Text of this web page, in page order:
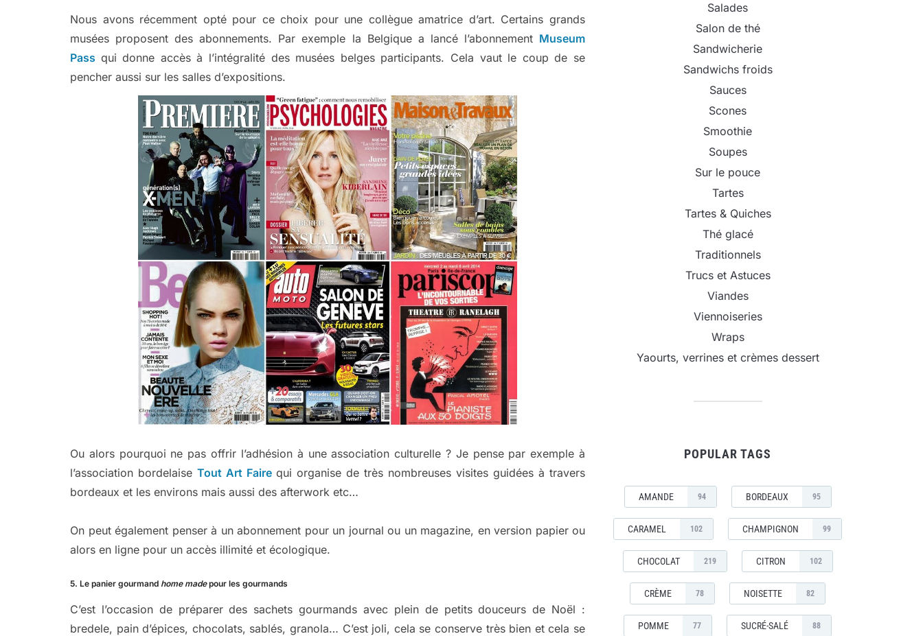
Nous avons récemment opté pour ce choix pour une collègue amatrice d’art. Certains grands
musées proposent des abonnements. Par exemple la Belgique a lancé l’abonnement Museum
Pass qui donne accès à l’intégralité des musées belges participants. Cela vaut le coup de se
pencher aussi sur les salles d’expositions.
Ou alors pourquoi ne pas offrir l’adhésion à une association culturelle ? Je pense par exemple à
l’association bordelaise Tout Art Faire qui organise de très nombreuses visites guidées à travers
bordeaux et les environs mais aussi des afterwork etc…
On peut également penser à un abonnement pour un journal ou un magazine, en version papier ou
alors en ligne pour un accès illimité et écologique.
5. Le panier gourmand home madepour les gourmands
C’est l’occasion de préparer des sachets gourmands avec plein de petits douceurs de Noël :
bredele, pain d’épices, chocolats, sablés, granola… C’est joli, cela se conserve très bien et cela se
Salades
Salon de thé
Sandwicherie
Sandwichs froids
Sauces
Scones
Smoothie
Soupes
Sur le pouce
Tartes
Tartes & Quiches
Thé glacé
Traditionnels
Trucs et Astuces
Viandes
Viennoiseries
Wraps
Yaourts, verrines et crèmes dessert
POPULAR TAGS
AMANDE 94 BORDEAUX 95
CARAMEL 102 CHAMPIGNON 99
CHOCOLAT 219 CITRON 102
CRÈME 78 NOISETTE 82
POMME 77 SUCRÉ-SALÉ 88